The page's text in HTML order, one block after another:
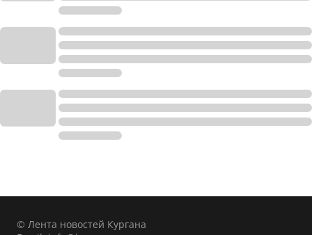
© Лента новостей Кургана